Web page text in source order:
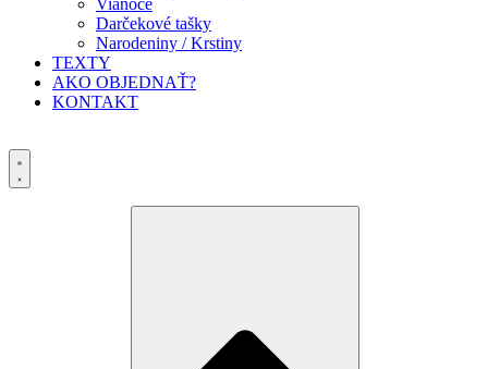
Vianoce
Darčekové tašky
Narodeniny / Krstiny
TEXTY
AKO OBJEDNAŤ?
KONTAKT